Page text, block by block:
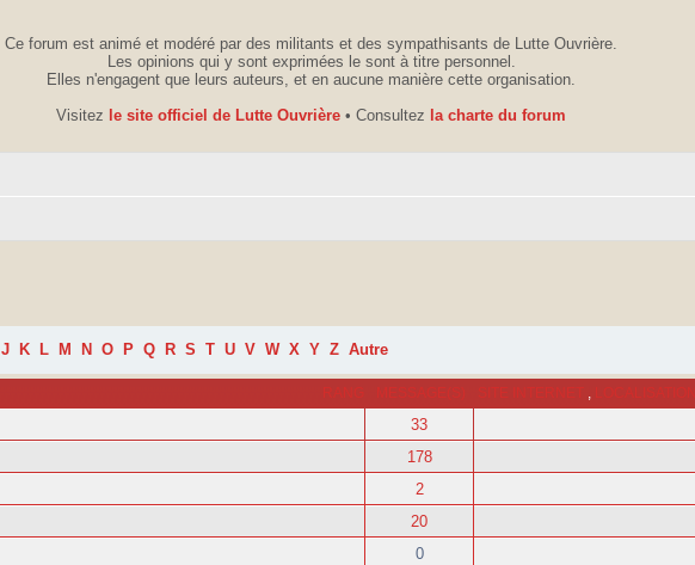
Ce forum est animé et modéré par des militants et des sympathisants de Lutte Ouvrière.
Les opinions qui y sont exprimées le sont à titre personnel.
Elles n'engagent que leurs auteurs, et en aucune manière cette organisation.
Visitez le site officiel de Lutte Ouvrière • Consultez la charte du forum
J K L M N O P Q R S T U V W X Y Z Autre
RANG MESSAGE(S) SITE INTERNET , LOCALISATION
33
178
2
20
0